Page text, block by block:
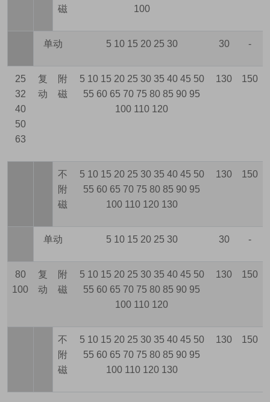
磁
100
单动 5 10 15 20 25 30 30 -
25
32
40
50
63
复
动
附
磁
5 10 15 20 25 30 35 40 45 50
55 60 65 70 75 80 85 90 95
100 110 120
130 150
不
附
磁
5 10 15 20 25 30 35 40 45 50
55 60 65 70 75 80 85 90 95
100 110 120 130
130 150
单动 5 10 15 20 25 30 30 -
80
100
复
动
附
磁
5 10 15 20 25 30 35 40 45 50
55 60 65 70 75 80 85 90 95
100 110 120
130 150
不
附
磁
5 10 15 20 25 30 35 40 45 50
55 60 65 70 75 80 85 90 95
100 110 120 130
130 150